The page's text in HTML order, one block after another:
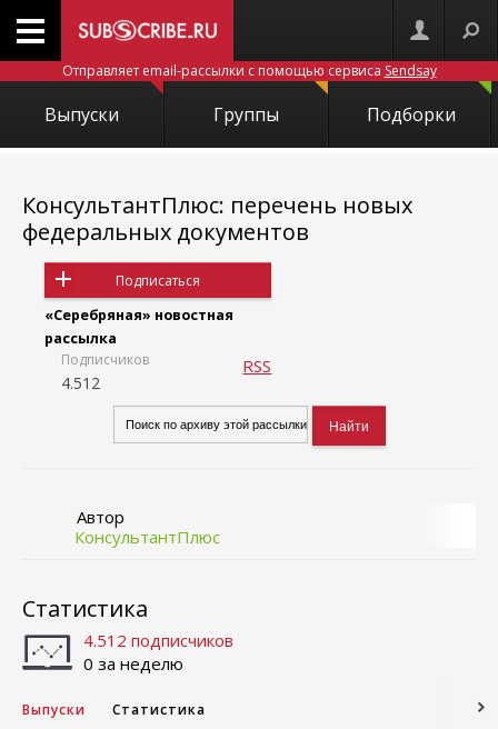
Отправляет email-рассылки с помощью сервиса Sendsay
Выпуски Группы Подборки
КонсультантПлюс: перечень новых
федеральных документов
Подписаться
«Серебряная» новостная
рассылка
Подписчиков
4.512
RSS
Автор
КонсультантПлюс
Статистика
4.512 подписчиков
0 за неделю
Выпуски Статистика